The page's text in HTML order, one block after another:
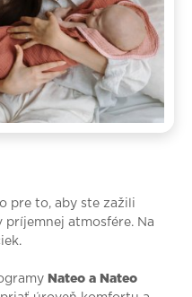
pre to, aby ste zažili
atmosfére. Na
Nateo a Nateo